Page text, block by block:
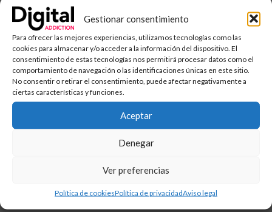
Gestionar consentimiento
Para ofrecer las mejores experiencias, utilizamos tecnologías como las
cookies para almacenar y/o acceder a la información del dispositivo. El
consentimiento de estas tecnologías nos permitirá procesar datos como el
comportamiento de navegación o las identificaciones únicas en este sitio.
No consentir o retirar el consentimiento, puede afectar negativamente a
ciertas características y funciones.
Aceptar
Denegar
Ver preferencias
Política de cookiesPolítica de privacidadAviso legal
3. Modelos de abandono
(churn prediction): detectar
clientes en riesgo antes de que
cancelen
Uno de los mayores retos para las empresas es evitar la
pérdida de clientes. Los modelos de churn prediction
permitiendo lanzar acciones específicas para retener a esos